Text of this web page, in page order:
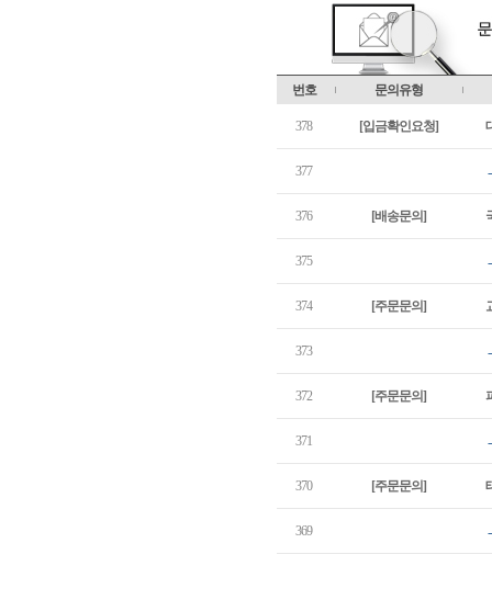
번호 문의유형
378 [입금확인요청]
377
376 [배송문의]
375
374 [주문문의]
373
372 [주문문의]
371
370 [주문문의]
369